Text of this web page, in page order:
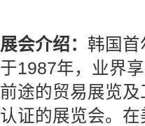
展会介绍： 韩国
于1987年，业界
前途的贸易展览
认证的展览会。